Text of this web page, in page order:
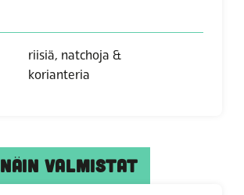
riisiä, natchoja &
korianteria
NÄIN VALMISTAT